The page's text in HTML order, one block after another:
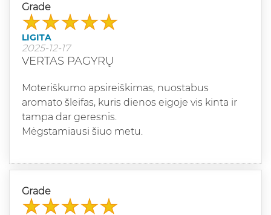
Grade
LIGITA
2025-12-17
VERTAS PAGYRŲ
Moteriškumo apsireiškimas, nuostabus
aromato šleifas, kuris dienos eigoje vis kinta ir
tampa dar geresnis.
Mėgstamiausi šiuo metu.
Grade